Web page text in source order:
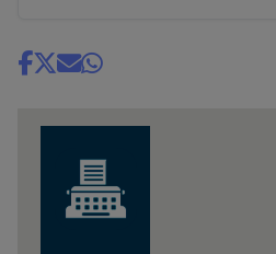
Share